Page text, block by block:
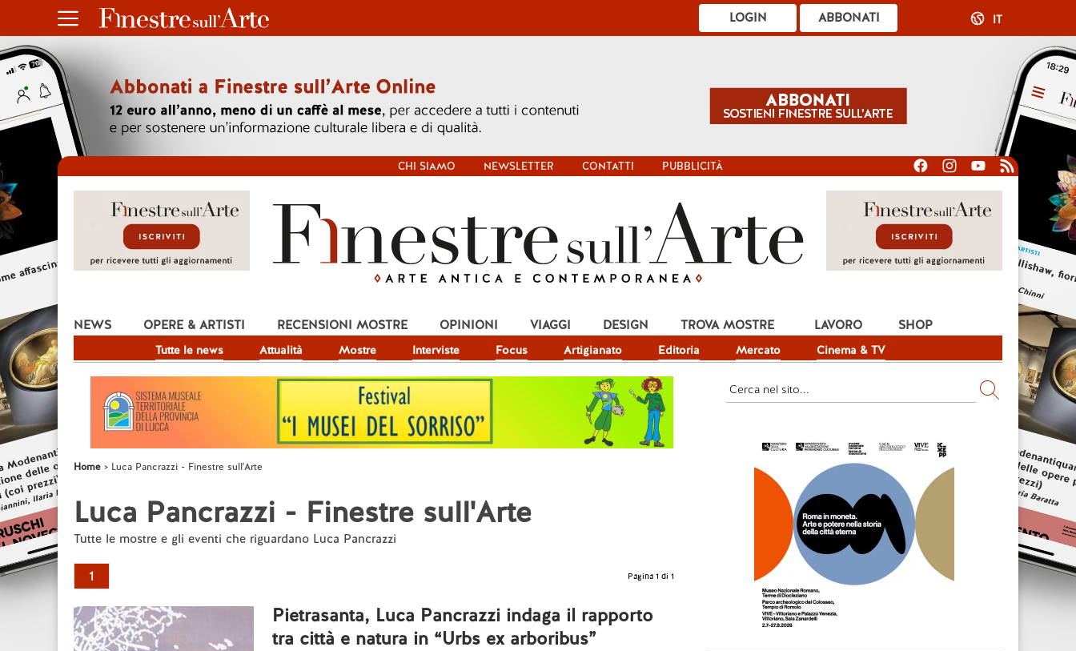
ABBONATI
LOGIN IT
CHI SIAMO NEWSLETTER CONTATTI PUBBLICITÀ
NEWS
Tutte le news Attualità Mostre Interviste Focus Artigianato Editoria Mercato Cinema & TV
OPERE & ARTISTI RECENSIONI MOSTRE OPINIONI VIAGGI DESIGN TROVA MOSTRE LAVORO SHOP
Home Luca Pancrazzi - Finestre sull'Arte
Luca Pancrazzi - Finestre sull'Arte
Tutte le mostre e gli eventi che riguardano Luca Pancrazzi
1 Pagina 1 di 1
Pietrasanta, Luca Pancrazzi indaga il rapporto
tra città e natura in “Urbs ex arboribus”